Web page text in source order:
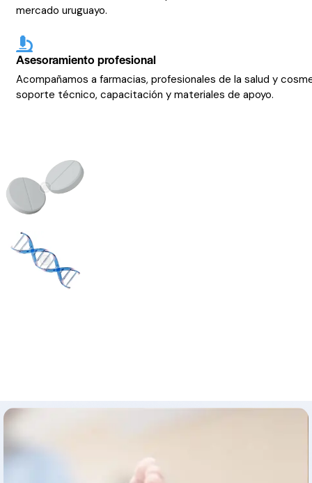
mercado uruguayo.
Asesoramiento profesional
Acompañamos a farmacias, profesionales de la salud y
soporte técnico, capacitación y materiales de apoyo.